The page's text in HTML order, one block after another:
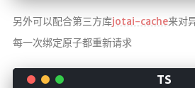
另外可以配合第三方库jotai-cache来对
每一次绑定原子都重新请求